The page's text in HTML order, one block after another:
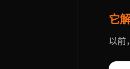
它
以前